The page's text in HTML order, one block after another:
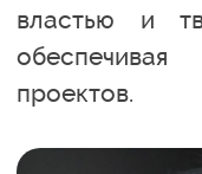
властью и
проектов.